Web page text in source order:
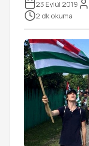
23 Eylül 2019
2 dk okuma